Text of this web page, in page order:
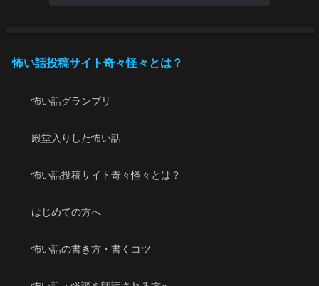
怖い話投稿サイト奇々怪々とは？
怖い話グランプリ
殿堂入りした怖い話
怖い話投稿サイト奇々怪々とは？
はじめての方へ
怖い話の書き方・書くコツ